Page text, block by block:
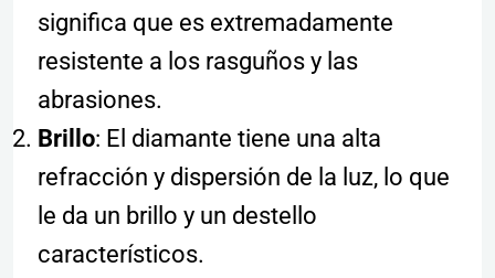
significa que es extremadamente
resistente a los rasguños y las
abrasiones.
Brillo: El diamante tiene una alta
refracción y dispersión de la luz, lo que
le da un brillo y un destello
característicos.